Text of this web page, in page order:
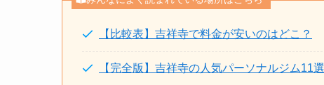
【比較表】吉祥寺で料金が安いのはどこ？
【完全版】吉祥寺の人気パーソナルジム11選